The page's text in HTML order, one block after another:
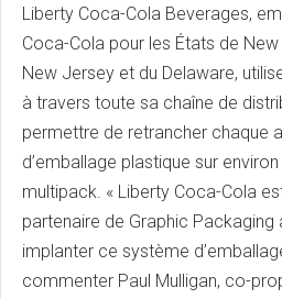
Liberty Coca-Cola Beverages,
Coca-Cola pour les États de
New Jersey et du Delaware,
à travers toute sa chaîne de
permettre de retrancher chaque
d’emballage plastique sur
multipack. « Liberty Coca-Cola
partenaire de Graphic Packaging
implanter ce système
commenter Paul Mulligan, co-